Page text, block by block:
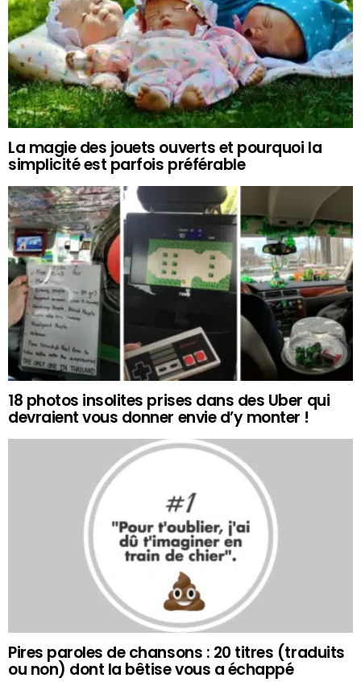
La magie des jouets ouverts et pourquoi la
simplicité est parfois préférable
18 photos insolites prises dans des Uber qui
devraient vous donner envie d’y monter !
Pires paroles de chansons : 20 titres (traduits
ou non) dont la bêtise vous a échappé